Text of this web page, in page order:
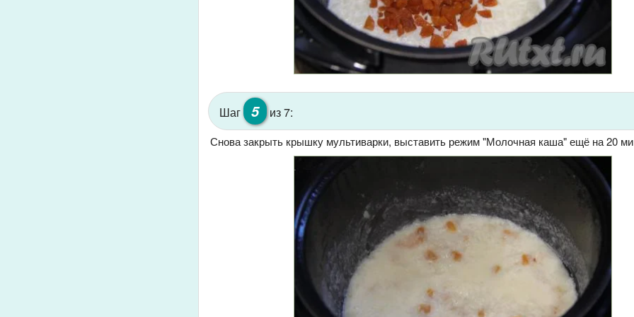
Шаг 5 из 7:
Снова закрыть крышку мультиварки, выставить режим "Молочная каша" ещё на 20